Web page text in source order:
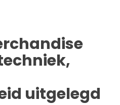
uitgelegd